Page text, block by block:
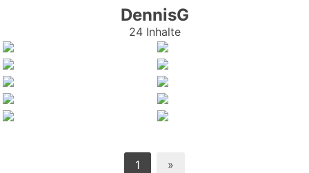
DennisG
24 Inhalte
1 »